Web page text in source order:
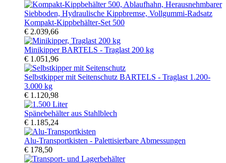
Kompakt-Kippbehälter-Set 500
€ 2.039,66
Minikipper BARTELS - Traglast 200 kg
€ 1.051,96
Selbstkipper mit Seitenschutz BARTELS - Traglast 1.200-
3.000 kg
€ 1.120,98
Spänebehälter aus Stahlblech
€ 1.185,24
Alu-Transportkisten - Palettisierbare Abmessungen
€ 178,50